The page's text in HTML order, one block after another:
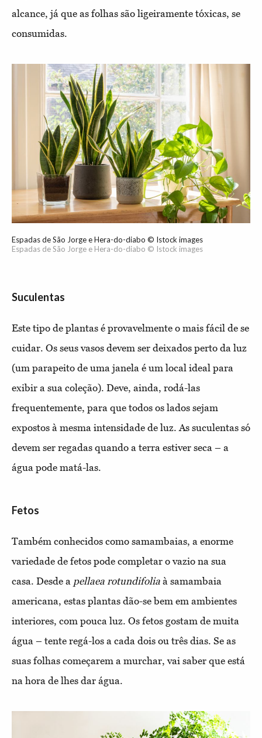
alcance, já que as folhas são ligeiramente tóxicas, se
consumidas.
Espadas de São Jorge e Hera-do-diabo © Istock images
Espadas de São Jorge e Hera-do-diabo © Istock images
Suculentas
Este tipo de plantas é provavelmente o mais fácil de se
cuidar. Os seus vasos devem ser deixados perto da luz
(um parapeito de uma janela é um local ideal para
exibir a sua coleção). Deve, ainda, rodá-las
frequentemente, para que todos os lados sejam
expostos à mesma intensidade de luz. As suculentas só
devem ser regadas quando a terra estiver seca – a
água pode matá-las.
Fetos
Também conhecidos como samambaias, a enorme
variedade de fetos pode completar o vazio na sua
casa. Desde a pellaea rotundifolia à samambaia
americana, estas plantas dão-se bem em ambientes
interiores, com pouca luz. Os fetos gostam de muita
água – tente regá-los a cada dois ou três dias. Se as
suas folhas começarem a murchar, vai saber que está
na hora de lhes dar água.